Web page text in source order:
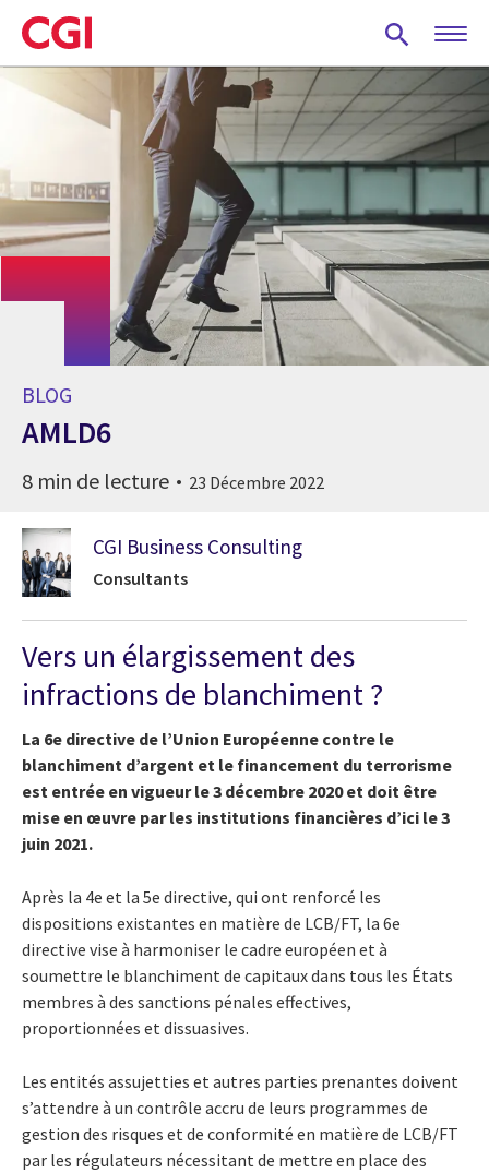
Skip
to
main
content
BLOG
AMLD6
8 min de lecture 23 Décembre 2022
CGI Business Consulting
Consultants
Vers un élargissement des
infractions de blanchiment ?
La 6e directive de l’Union Européenne contre le
blanchiment d’argent et le financement du terrorisme
est entrée en vigueur le 3 décembre 2020 et doit être
mise en œuvre par les institutions financières d’ici le 3
juin 2021.
Après la 4e et la 5e directive, qui ont renforcé les
dispositions existantes en matière de LCB/FT, la 6e
directive vise à harmoniser le cadre européen et à
soumettre le blanchiment de capitaux dans tous les États
membres à des sanctions pénales effectives,
proportionnées et dissuasives.
Les entités assujetties et autres parties prenantes doivent
s’attendre à un contrôle accru de leurs programmes de
gestion des risques et de conformité en matière de LCB/FT
par les régulateurs nécessitant de mettre en place des